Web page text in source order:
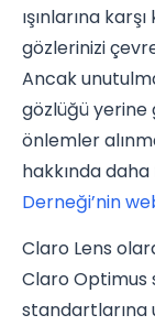
ışınlarına
gözlerinizi
Ancak
gözlüğü yerine
önlemler
hakkında
Derneği’nin
Claro Lens
Claro Optimus
standartlarına